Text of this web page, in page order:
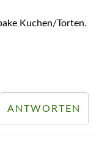
Kuchen/Torten.
ANTWORTEN